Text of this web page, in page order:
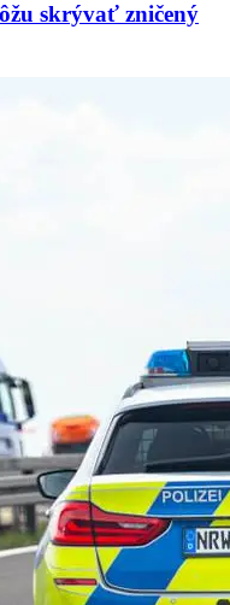
skrývať zničený